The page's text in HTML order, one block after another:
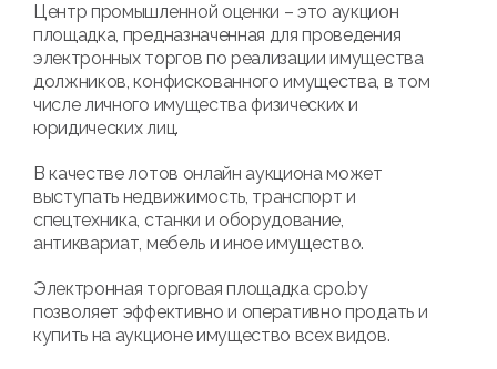
Центр промышленной оценки – это аукцион
площадка, предназначенная для проведения
электронных торгов по реализации имущества
должников, конфискованного имущества, в том
числе личного имущества физических и
юридических лиц.
В качестве лотов онлайн аукциона может
выступать недвижимость, транспорт и
спецтехника, станки и оборудование,
антиквариат, мебель и иное имущество.
Электронная торговая площадка cpo.by
позволяет эффективно и оперативно продать и
купить на аукционе имущество всех видов.